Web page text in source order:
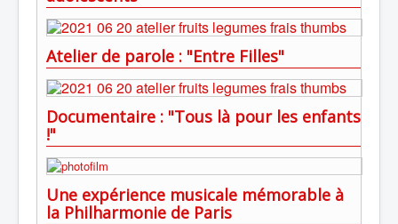
Atelier de parole : "Entre Filles"
Documentaire : "Tous là pour les enfants
!"
Une expérience musicale mémorable à
la Philharmonie de Paris